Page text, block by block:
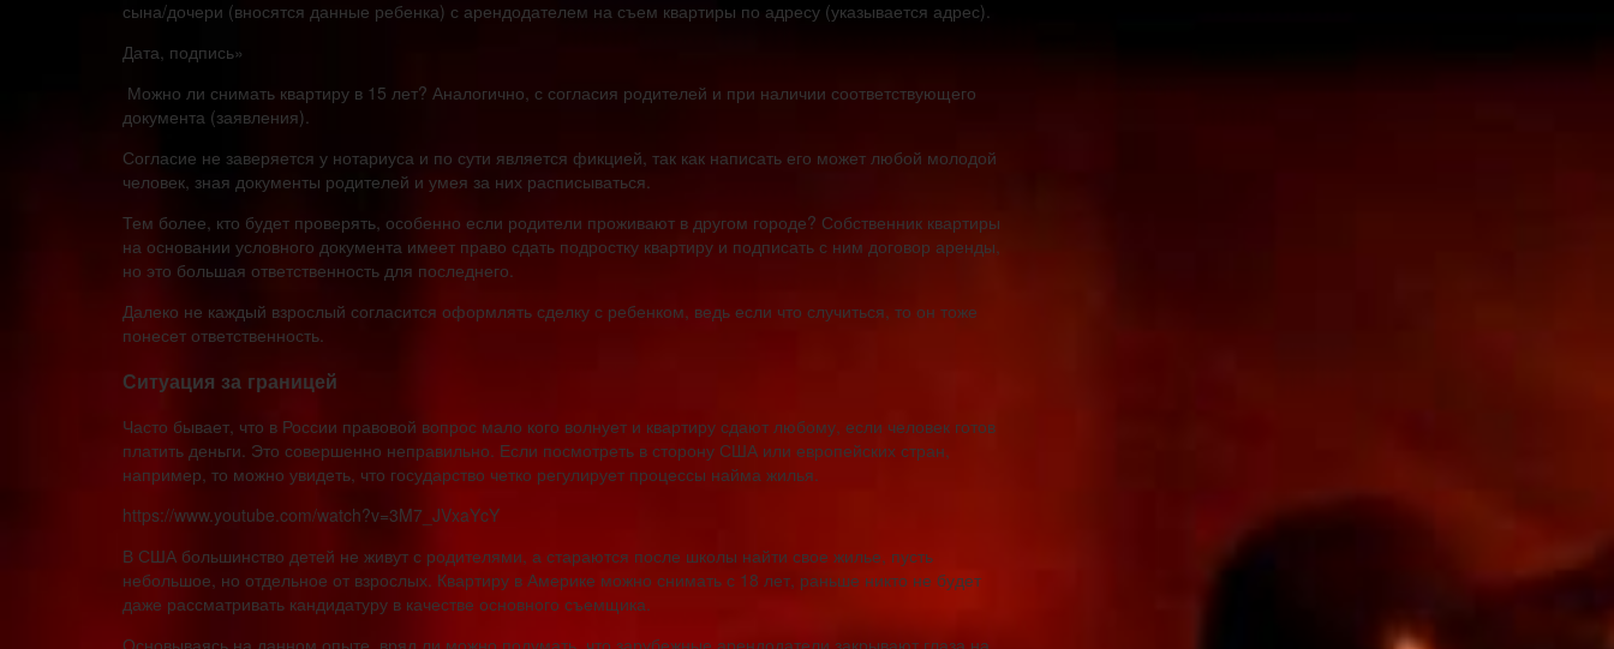
сына/дочери (вносятся данные ребенка) с арендодателем на съем квартиры по адресу (указывается адрес).
Дата, подпись»
Можно ли снимать квартиру в 15 лет? Аналогично, с согласия родителей и при наличии соответствующего
документа (заявления).
Согласие не заверяется у нотариуса и по сути является фикцией, так как написать его может любой молодой
человек, зная документы родителей и умея за них расписываться.
Тем более, кто будет проверять, особенно если родители проживают в другом городе? Собственник квартиры
на основании условного документа имеет право сдать подростку квартиру и подписать с ним договор аренды,
но это большая ответственность для последнего.
Далеко не каждый взрослый согласится оформлять сделку с ребенком, ведь если что случиться, то он тоже
понесет ответственность.
Ситуация за границей
Часто бывает, что в России правовой вопрос мало кого волнует и квартиру сдают любому, если человек готов
платить деньги. Это совершенно неправильно. Если посмотреть в сторону США или европейских стран,
например, то можно увидеть, что государство четко регулирует процессы найма жилья.
https://www.youtube.com/watch?v=3M7_JVxaYcY
В США большинство детей не живут с родителями, а стараются после школы найти свое жилье, пусть
небольшое, но отдельное от взрослых. Квартиру в Америке можно снимать с 18 лет, раньше никто не будет
даже рассматривать кандидатуру в качестве основного съемщика.